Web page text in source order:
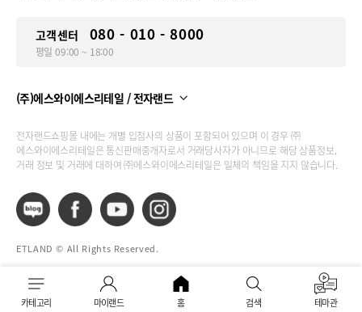
고객센터 080 - 010 - 8000
평일 09:00 ~ 18:00
(주)에스와이에스리테일 / 전자랜드
전자랜드쇼핑몰 내에는 개별 입점사의 상품이 포함되어 있으며 이 경우 ㈜
에스와이에스리테일은 통신판매중개자로서 거래당사자가 아니므로 해당 상품정보,
거래 정보 및 거래에 대하여 ㈜에스와이에스리테일은 일체의 책임을 지지 않습니다.
ETLAND © All Rights Reserved.
카테고리 마이랜드 홈 검색 테마관